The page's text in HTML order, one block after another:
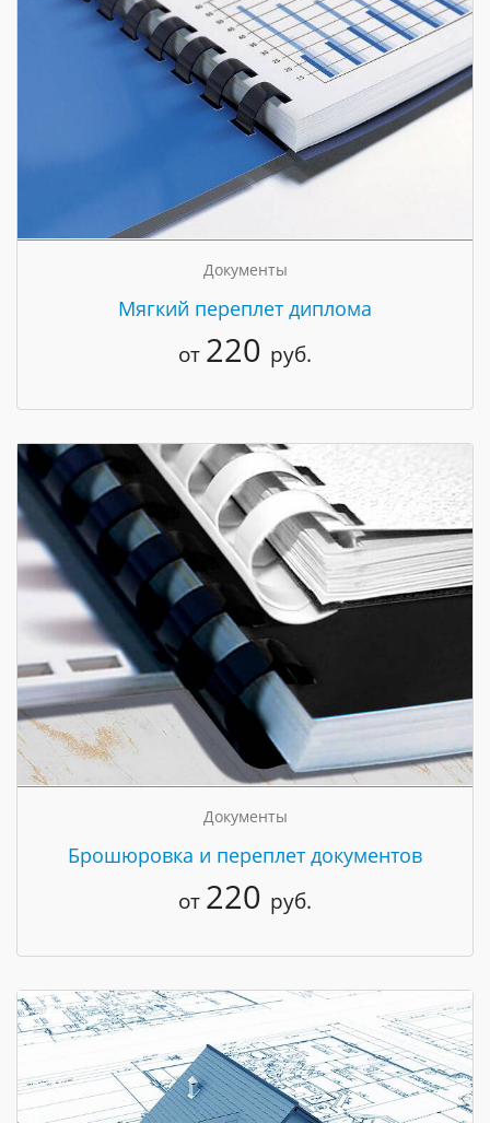
Документы
Мягкий переплет диплома
от 220 руб.
Документы
Брошюровка и переплет документов
от 220 руб.